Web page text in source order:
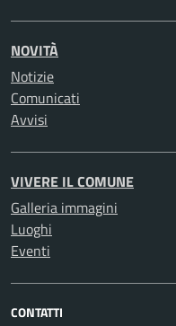
NOVITÀ
Notizie
Comunicati
Avvisi
VIVERE IL COMUNE
Galleria immagini
Luoghi
Eventi
CONTATTI